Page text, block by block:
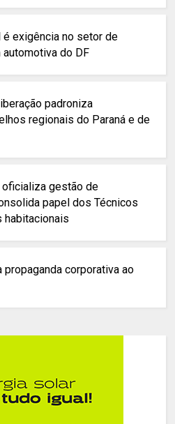
exigência no setor de
do DF
padroniza
regionais do Paraná e de
gestão de
papel dos Técnicos
habitacionais
propaganda corporativa ao